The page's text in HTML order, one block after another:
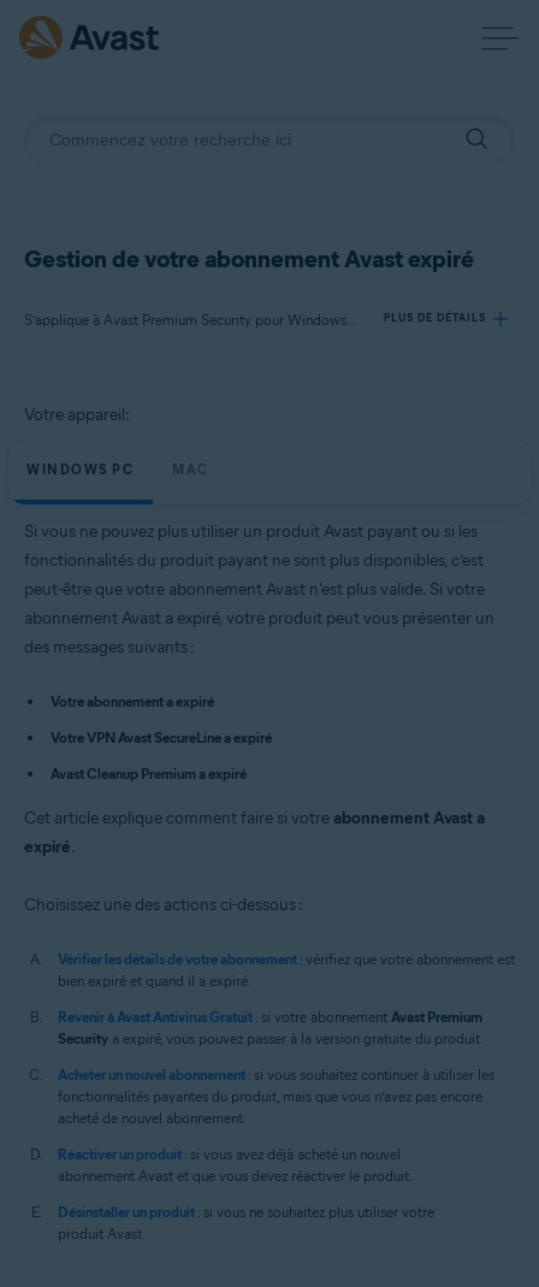
Gestion de votre abonnement Avast expiré
S’applique à Avast Premium Security pour Windows, VPN Avast SecureLine pour Windows, Avast Cleanup Premium pour Windows, Avast AntiTrack pour Windows, Avast Premium Security pour Mac, VPN Avast SecureLine pour Mac, Avast Cleanup Premium pour Mac, Avast AntiTrack pour Mac PLUS DE DÉTAILS
Produits:
VPN Avast SecureLine 5.x pour Windows
Avast AntiTrack 5.x pour Windows
Avast Premium Security 14.x pour Mac
VPN Avast SecureLine 4.x pour Mac
Avast Cleanup Premium 4.x pour Mac
Avast AntiTrack 3.x pour Mac
Microsoft Windows 11 Home / Pro / Enterprise / Education
Éducation (32/64 bits)
Microsoft Windows 8.1/Professionnel/Entreprise (32/64 bits)
Microsoft Windows 7 Édition Familiale Basique/Édition Familiale
Premium/Professionnel/Entreprise/Édition Intégrale - Service Pack 1
(32/64 bits)
Apple macOS 12.x (Monterey)
Apple macOS 10.14.x (Mojave)
Apple macOS 10.13.x (High Sierra)
Apple mac OS X 10.11.x (El Capitan)
Apple mac OS X 10.10.x (Yosemite)
Votre appareil:
WINDOWS PC MAC
Si vous ne pouvez plus utiliser un produit Avast payant ou si les
fonctionnalités du produit payant ne sont plus disponibles, c’est
peut-être que votre abonnement Avast n'est plus valide. Si votre
abonnement Avast a expiré, votre produit peut vous présenter un
des messages suivants :
Votre abonnement a expiré
Votre VPN Avast SecureLine a expiré
Avast Cleanup Premium a expiré
Cet article explique comment faire si votre abonnement Avast a
expiré.
Choisissez une des actions ci-dessous :
Vérifier les détails de votre abonnement : vérifiez que votre abonnement est
bien expiré et quand il a expiré.
Revenir à Avast Antivirus Gratuit : si votre abonnement Avast Premium
Security a expiré, vous pouvez passer à la version gratuite du produit.
Acheter un nouvel abonnement : si vous souhaitez continuer à utiliser les
fonctionnalités payantes du produit, mais que vous n’avez pas encore
acheté de nouvel abonnement.
Réactiver un produit : si vous avez déjà acheté un nouvel
abonnement Avast et que vous devez réactiver le produit.
Désinstaller un produit : si vous ne souhaitez plus utiliser votre
produit Avast.